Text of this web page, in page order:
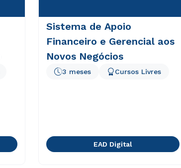
Sistema de Apoio
Financeiro e Gerencial aos
Novos Negócios
3 meses Cursos Livres
EAD Digital